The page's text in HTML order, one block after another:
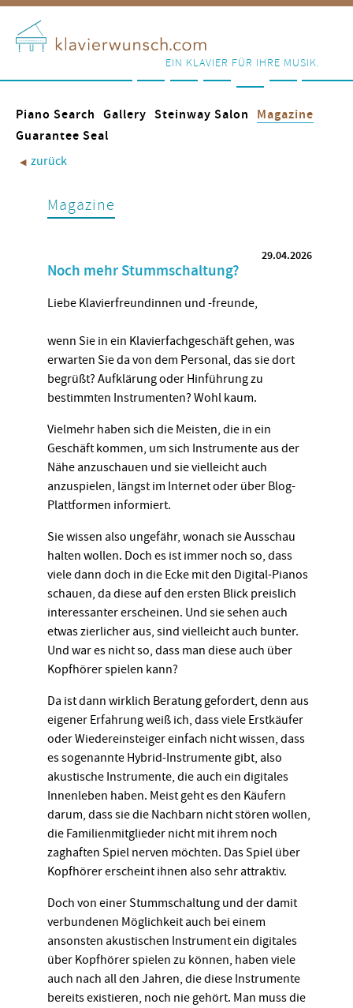
EIN KLAVIER FÜR IHRE MUSIK.
Piano Search Gallery Steinway Salon
Magazine
Guarantee Seal
◀︎ zurück
Magazine
29.04.2026
Noch mehr Stummschaltung?
Liebe Klavierfreundinnen und -freunde,
wenn Sie in ein Klavierfachgeschäft gehen, was
erwarten Sie da von dem Personal, das sie dort
begrüßt? Aufklärung oder Hinführung zu
bestimmten Instrumenten? Wohl kaum.
Vielmehr haben sich die Meisten, die in ein
Geschäft kommen, um sich Instrumente aus der
Nähe anzuschauen und sie vielleicht auch
anzuspielen, längst im Internet oder über Blog-
Plattformen informiert.
Sie wissen also ungefähr, wonach sie Ausschau
halten wollen. Doch es ist immer noch so, dass
viele dann doch in die Ecke mit den Digital-Pianos
schauen, da diese auf den ersten Blick preislich
interessanter erscheinen. Und sie sehen auch
etwas zierlicher aus, sind vielleicht auch bunter.
Und war es nicht so, dass man diese auch über
Kopfhörer spielen kann?
Da ist dann wirklich Beratung gefordert, denn aus
eigener Erfahrung weiß ich, dass viele Erstkäufer
oder Wiedereinsteiger einfach nicht wissen, dass
es sogenannte Hybrid-Instrumente gibt, also
akustische Instrumente, die auch ein digitales
Innenleben haben. Meist geht es den Käufern
darum, dass sie die Nachbarn nicht stören wollen,
die Familienmitglieder nicht mit ihrem noch
zaghaften Spiel nerven möchten. Das Spiel über
Kopfhörer erscheint ihnen also sehr attraktiv.
Doch von einer Stummschaltung und der damit
verbundenen Möglichkeit auch bei einem
ansonsten akustischen Instrument ein digitales
über Kopfhörer spielen zu können, haben viele
auch nach all den Jahren, die diese Instrumente
bereits existieren, noch nie gehört. Man muss die